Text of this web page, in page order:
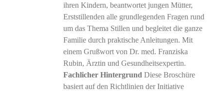
ihren Kindern, beantwortet jungen Mütter,
Erststillenden alle grundlegenden Fragen rund
um das Thema Stillen und begleitet die ganze
Familie durch praktische Anleitungen. Mit
einem Grußwort von Dr. med. Franziska
Rubin, Ärztin und Gesundheitsexpertin.
Fachlicher HintergrundDiese Broschüre
basiert auf den Richtlinien der Initiative